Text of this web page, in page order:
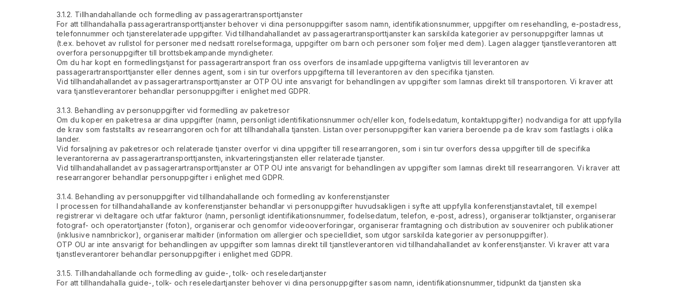
3.1.2. Tillhandahallande och formedling av passagerartransporttjanster
For att tillhandahalla passagerartransporttjanster behover vi dina personuppgifter sasom namn, identifikationsnummer, uppgifter om resehandling, e-postadress,
telefonnummer och tjansterelaterade uppgifter. Vid tillhandahallandet av passagerartransporttjanster kan sarskilda kategorier av personuppgifter lamnas ut
(t.ex. behovet av rullstol for personer med nedsatt rorelseformaga, uppgifter om barn och personer som foljer med dem). Lagen alagger tjanstleverantoren att
overfora personuppgifter till brottsbekampande myndigheter.
Om du har kopt en formedlingstjanst for passagerartransport fran oss overfors de insamlade uppgifterna vanligtvis till leverantoren av
passagerartransporttjanster eller dennes agent, som i sin tur overfors uppgifterna till leverantoren av den specifika tjansten.
Vid tillhandahallandet av passagerartransporttjanster ar OTP OU inte ansvarigt for behandlingen av uppgifter som lamnas direkt till transportoren. Vi kraver att
vara tjanstleverantorer behandlar personuppgifter i enlighet med GDPR.
3.1.3. Behandling av personuppgifter vid formedling av paketresor
Om du koper en paketresa ar dina uppgifter (namn, personligt identifikationsnummer och/eller kon, fodelsedatum, kontaktuppgifter) nodvandiga for att uppfylla
de krav som faststallts av researrangoren och for att tillhandahalla tjansten. Listan over personuppgifter kan variera beroende pa de krav som fastlagts i olika
lander.
Vid forsaljning av paketresor och relaterade tjanster overfor vi dina uppgifter till researrangoren, som i sin tur overfors dessa uppgifter till de specifika
leverantorerna av passagerartransporttjansten, inkvarteringstjansten eller relaterade tjanster.
Vid tillhandahallandet av passagerartransporttjanster ar OTP OU inte ansvarigt for behandlingen av uppgifter som lamnas direkt till researrangoren. Vi kraver att
researrangorer behandlar personuppgifter i enlighet med GDPR.
3.1.4. Behandling av personuppgifter vid tillhandahallande och formedling av konferenstjanster
I processen for tillhandahallande av konferenstjanster behandlar vi personuppgifter huvudsakligen i syfte att uppfylla konferenstjanstavtalet, till exempel
registrerar vi deltagare och utfar fakturor (namn, personligt identifikationsnummer, fodelsedatum, telefon, e-post, adress), organiserar tolktjanster, organiserar
fotograf- och operatortjanster (foton), organiserar och genomfor videooverforingar, organiserar framtagning och distribution av souvenirer och publikationer
(inklusive namnbrickor), organiserar maltider (information om allergier och specielldiet, som utgor sarskilda kategorier av personuppgifter).
OTP OU ar inte ansvarigt for behandlingen av uppgifter som lamnas direkt till tjanstleverantoren vid tillhandahallandet av konferenstjanster. Vi kraver att vara
tjanstleverantorer behandlar personuppgifter i enlighet med GDPR.
3.1.5. Tillhandahallande och formedling av guide-, tolk- och reseledartjanster
For att tillhandahalla guide-, tolk- och reseledartjanster behover vi dina personuppgifter sasom namn, identifikationsnummer, tidpunkt da tjansten ska